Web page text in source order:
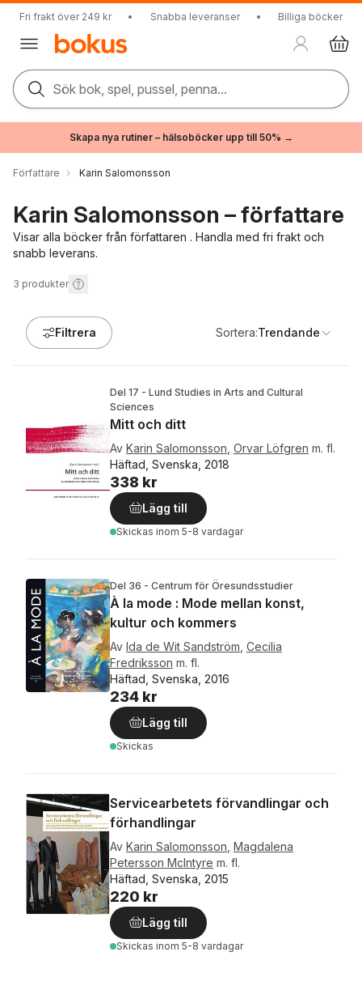
Fri frakt över 249 kr • Snabba leveranser • Billiga böcker
Sök bok, spel, pussel, penna...
Skapa nya rutiner – hälsoböcker upp till 50% →
Författare Karin Salomonsson
Karin Salomonsson – författare
Visar alla böcker från författaren . Handla med fri frakt och
snabb leverans.
3 produkter
Filtrera Sortera:Trendande
Del 17 - Lund Studies in Arts and Cultural
Sciences
Mitt och ditt
Av Karin Salomonsson Orvar Löfgren m. fl.
Häftad, Svenska, 2018
338 kr
Lägg till
Skickas inom 5-8 vardagar
Del 36 - Centrum för Öresundsstudier
À la mode : Mode mellan konst,
kultur och kommers
Av Ida de Wit Sandström Cecilia
Fredriksson m. fl.
Häftad, Svenska, 2016
234 kr
Lägg till
Skickas
Servicearbetets förvandlingar och
förhandlingar
Av Karin Salomonsson Magdalena
Petersson McIntyre m. fl.
Häftad, Svenska, 2015
220 kr
Lägg till
Skickas inom 5-8 vardagar